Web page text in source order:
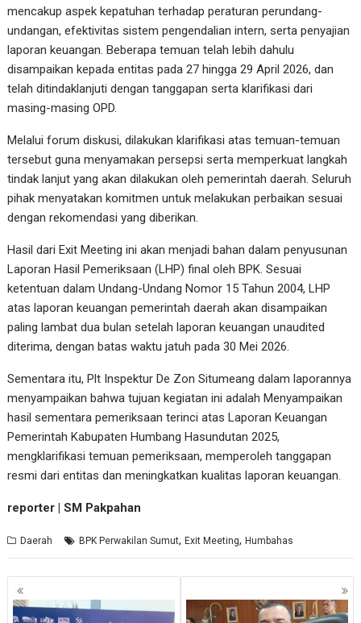
mencakup aspek kepatuhan terhadap peraturan perundang-
undangan, efektivitas sistem pengendalian intern, serta penyajian
laporan keuangan. Beberapa temuan telah lebih dahulu
disampaikan kepada entitas pada 27 hingga 29 April 2026, dan
telah ditindaklanjuti dengan tanggapan serta klarifikasi dari
masing-masing OPD.
Melalui forum diskusi, dilakukan klarifikasi atas temuan-temuan
tersebut guna menyamakan persepsi serta memperkuat langkah
tindak lanjut yang akan dilakukan oleh pemerintah daerah. Seluruh
pihak menyatakan komitmen untuk melakukan perbaikan sesuai
dengan rekomendasi yang diberikan.
Hasil dari Exit Meeting ini akan menjadi bahan dalam penyusunan
Laporan Hasil Pemeriksaan (LHP) final oleh BPK. Sesuai
ketentuan dalam Undang-Undang Nomor 15 Tahun 2004, LHP
atas laporan keuangan pemerintah daerah akan disampaikan
paling lambat dua bulan setelah laporan keuangan unaudited
diterima, dengan batas waktu jatuh pada 30 Mei 2026.
Sementara itu, Plt Inspektur De Zon Situmeang dalam laporannya
menyampaikan bahwa tujuan kegiatan ini adalah Menyampaikan
hasil sementara pemeriksaan terinci atas Laporan Keuangan
Pemerintah Kabupaten Humbang Hasundutan 2025,
mengklarifikasi temuan pemeriksaan, memperoleh tanggapan
resmi dari entitas dan meningkatkan kualitas laporan keuangan.
reporter | SM Pakpahan
Daerah BPK Perwakilan Sumut,Exit Meeting,Humbahas
Navigasi
pos